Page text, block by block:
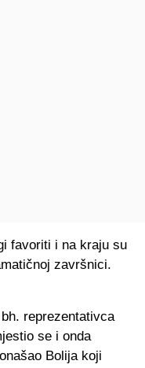
favoriti i na kraju su
završnici.
reprezentativca
se i onda
Bolija koji